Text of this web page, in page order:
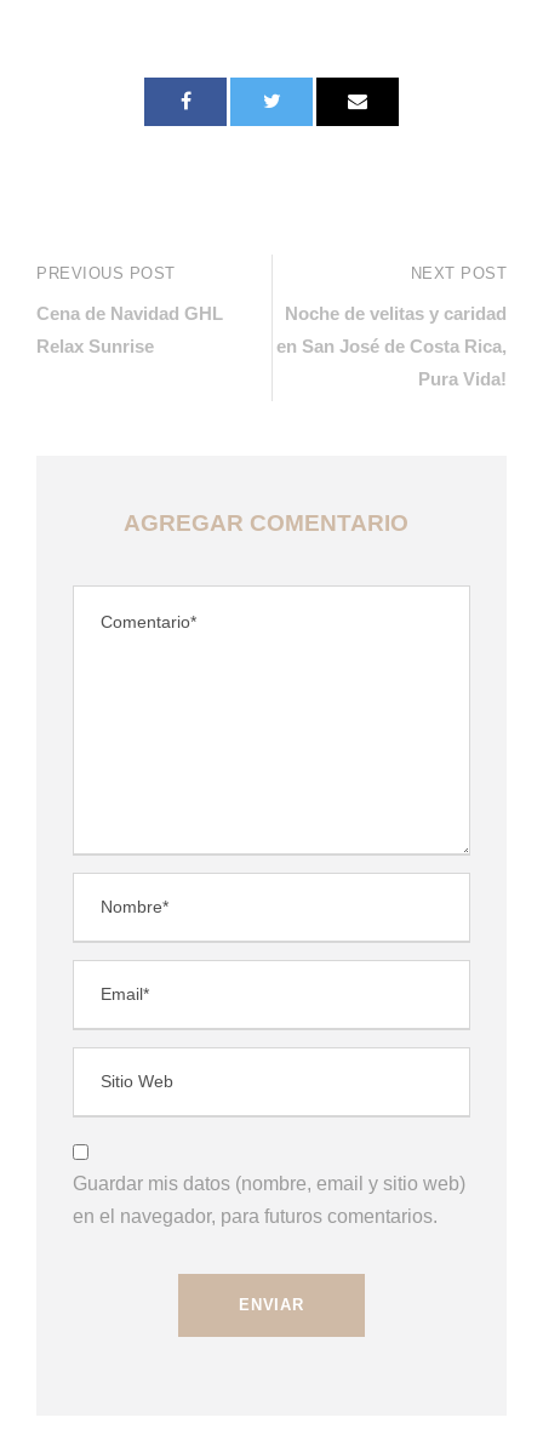
PREVIOUS POST
Cena de Navidad GHL
Relax Sunrise
NEXT POST
Noche de velitas y caridad
en San José de Costa Rica,
Pura Vida!
AGREGAR COMENTARIO
Guardar mis datos (nombre, email y sitio web)
en el navegador, para futuros comentarios.